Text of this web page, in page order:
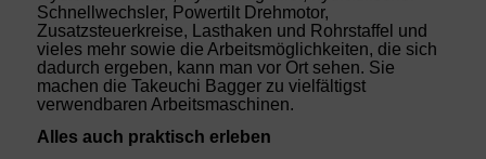
Schnellwechsler, Powertilt Drehmotor,
Zusatzsteuerkreise, Lasthaken und Rohrstaffel und
vieles mehr sowie die Arbeitsmöglichkeiten, die sich
dadurch ergeben, kann man vor Ort sehen. Sie
machen die Takeuchi Bagger zu vielfältigst
verwendbaren Arbeitsmaschinen.
Alles auch praktisch erleben